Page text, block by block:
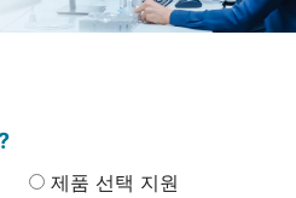
제품 선택 지원